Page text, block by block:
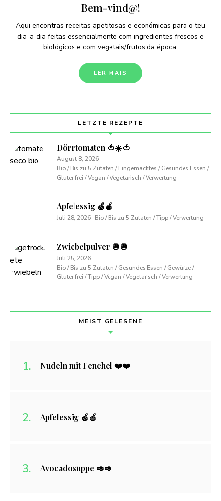
Bem-vind@!
Aqui encontras receitas apetitosas e económicas para o teu
dia-a-dia feitas essencialmente com ingredientes frescos e
biológicos e com vegetais/frutos da época.
LER MAIS
LETZTE REZEPTE
Dörrtomaten 🍅☀️🍅
August 8, 2026
Bio / Bis zu 5 Zutaten / Eingemachtes / Gesundes Essen /
Glutenfrei / Vegan / Vegetarisch / Verwertung
Apfelessig 🍏🍎
Juli 28, 2026 Bio / Bis zu 5 Zutaten / Tipp / Verwertung
Zwiebelpulver 🧅🧅
Juli 25, 2026
Bio / Bis zu 5 Zutaten / Gesundes Essen / Gewürze /
Glutenfrei / Tipp / Vegan / Vegetarisch / Verwertung
MEIST GELESENE
Nudeln mit Fenchel ❤️❤️
Apfelessig 🍏🍎
Avocadosuppe 🥑🥑